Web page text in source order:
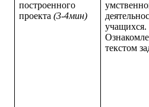
построенного
проекта(3-4мин)
учащихся.
текстом